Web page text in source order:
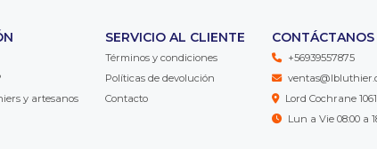
y artesanos
SERVICIO AL CLIENTE
Términos y condiciones
Políticas de devolución
Contacto
CONTÁCTANOS
+56939557875
Lord Cochrane
Lun a Vie 08:00 a